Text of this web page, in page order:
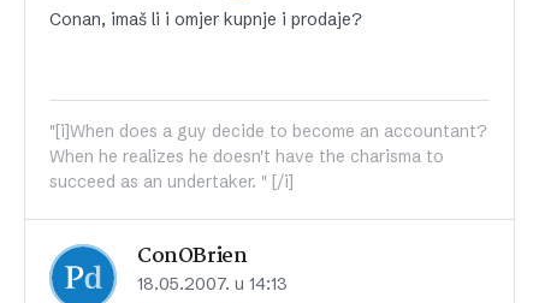
Conan, imaš li i omjer kupnje i prodaje?
"[i]When does a guy decide to become an accountant?
When he realizes he doesn't have the charisma to
succeed as an undertaker. " [/i]
ConOBrien
18.05.2007. u 14:13